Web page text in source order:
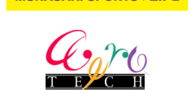
Mr.K
chappy
Romisea